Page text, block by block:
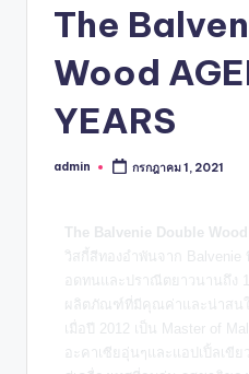
The
Wood
YEARS
admin กรกฎาคม 1, 2021
The Balvenie Double
วิสกี้สีทองอำพันจาก Balvenie
อดทนและปราณีตยาวนานถึง
ผลิตภัณฑ์ที่มีคุณค่าและน่าสนใ
เมื่อปี 2012 เป็น Master of
อะคาเซียอุ่นๆและแอปเปิ้ลเขี